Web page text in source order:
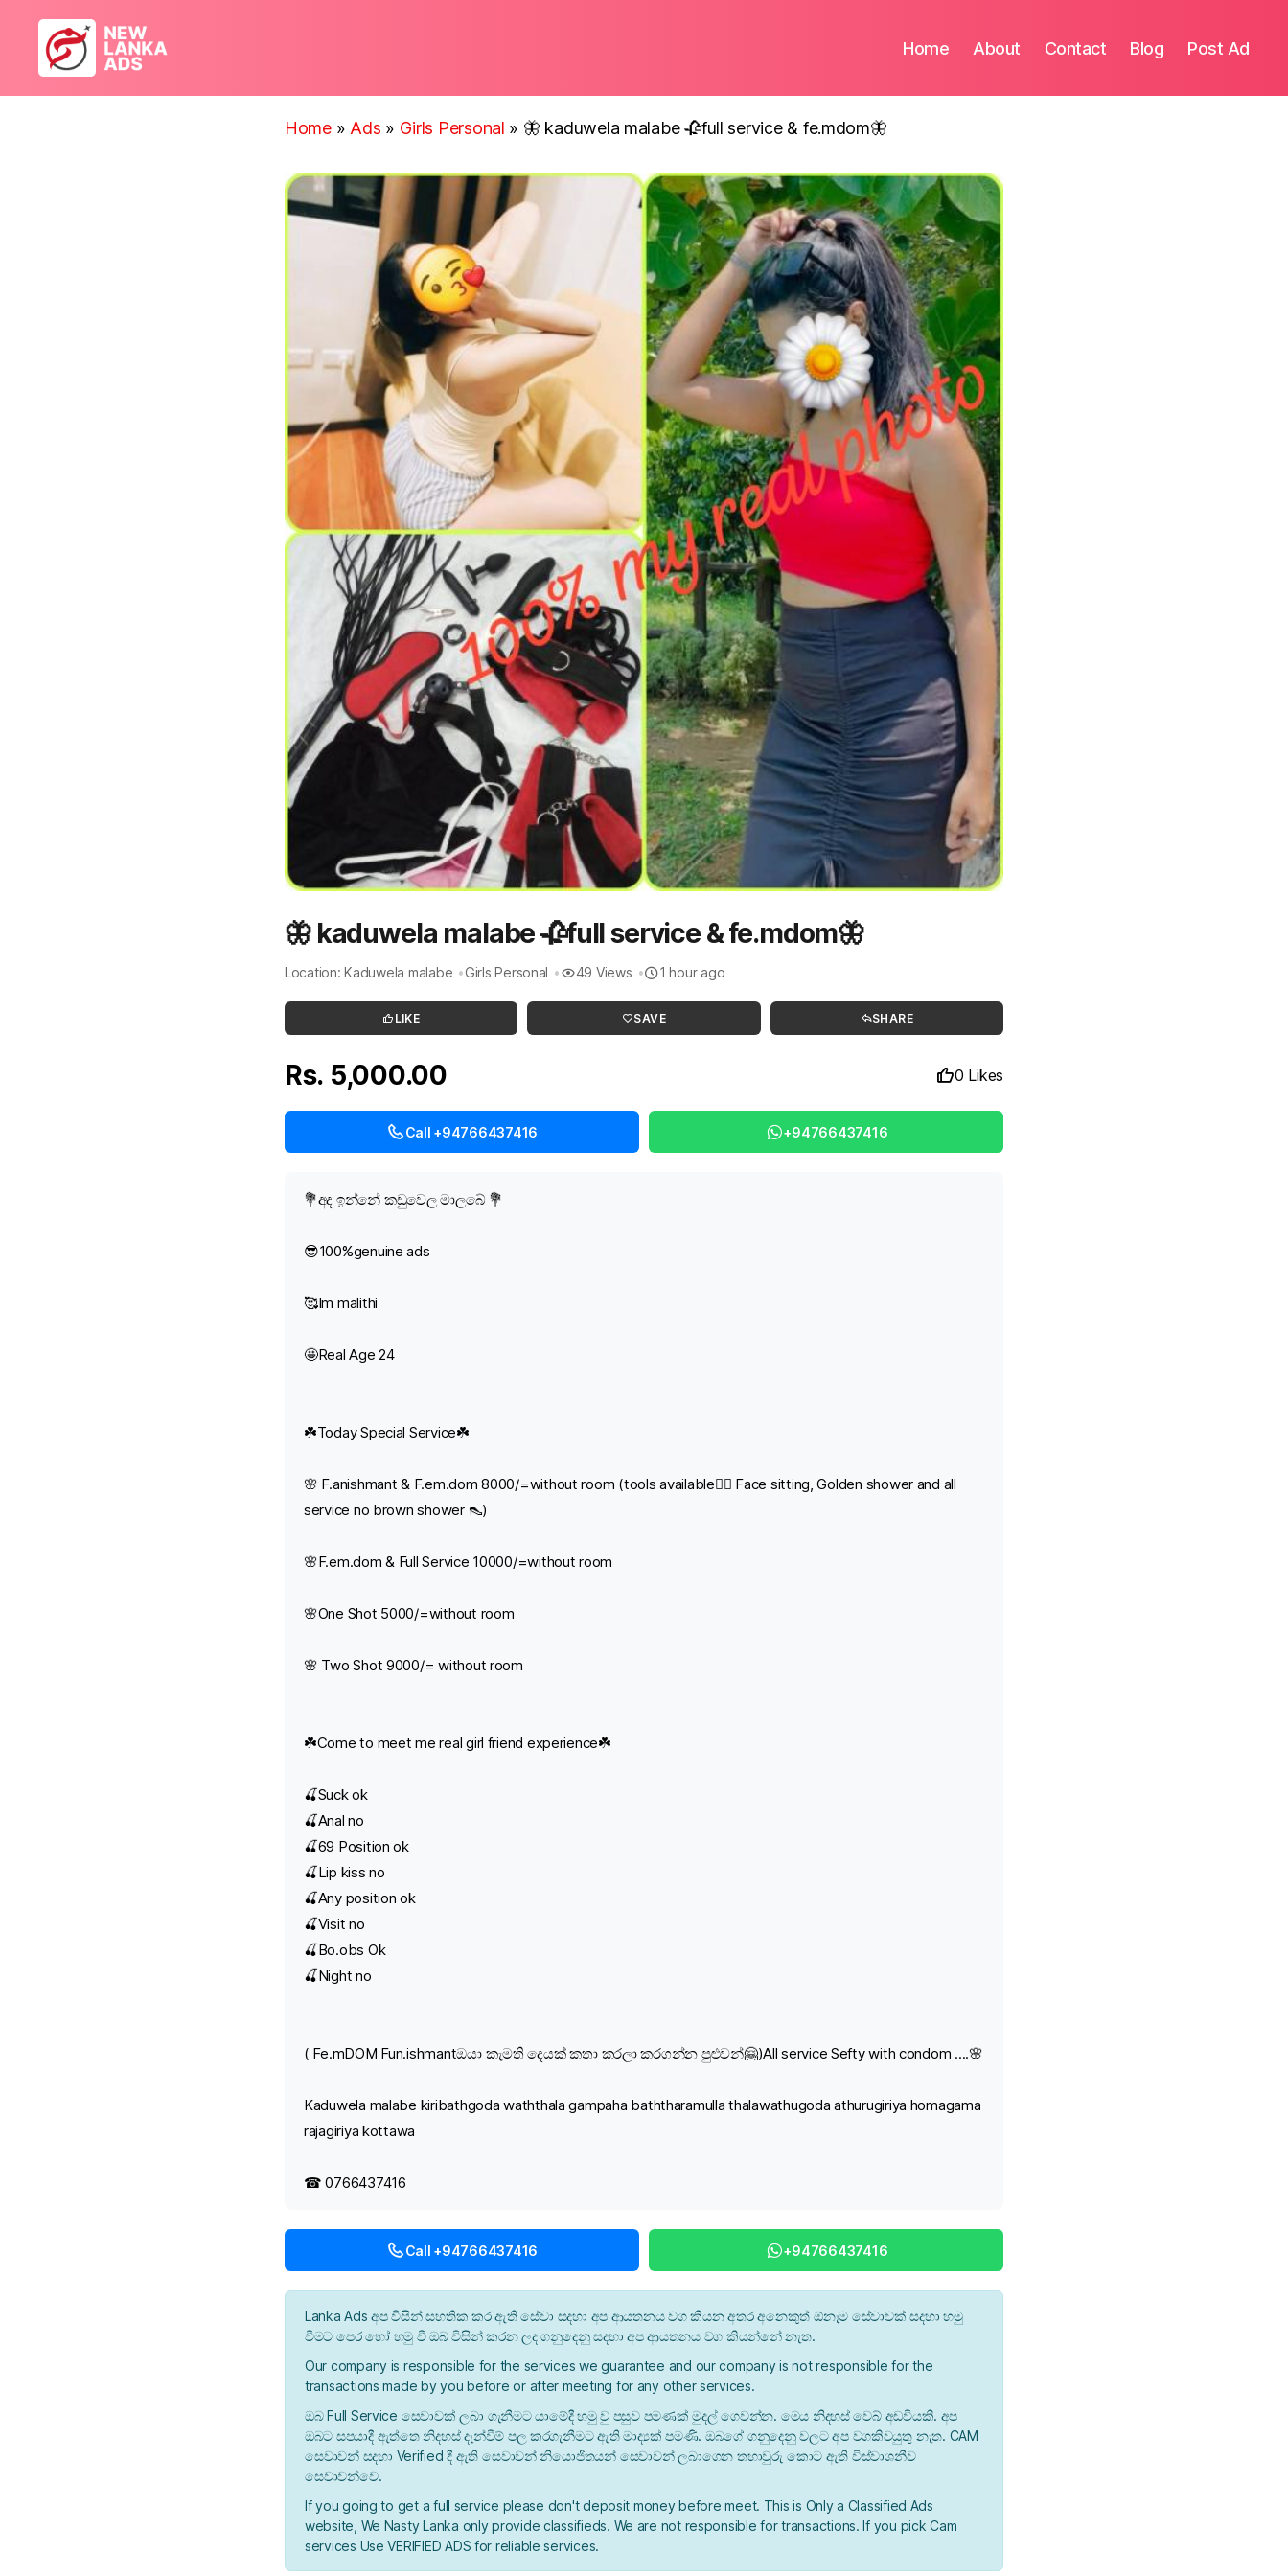
Home About Contact Blog Post Ad
Home» Ads » Girls Personal » 🦋 kaduwela malabe 🥀full service & fe.mdom🦋
🦋 kaduwela malabe 🥀full service & fe.mdom🦋
Location: Kaduwela malabe Girls Personal 49 Views 1 hour ago
LIKE SAVE SHARE
Rs. 5,000.00 0 Likes
Call +94766437416 +94766437416
💐අද ඉන්නේ කඩුවෙල මාලබේ 💐
😎100%genuine ads
🥰Im malithi
🤩Real Age 24
☘️Today Special Service☘️
🌸 F.anishmant & F.em.dom 8000/=without room (tools available🧛‍♀️ Face sitting, Golden shower and all
service no brown shower 👠)
🌸F.em.dom & Full Service 10000/=without room
🌸One Shot 5000/=without room
🌸 Two Shot 9000/= without room
☘️Come to meet me real girl friend experience☘️
🍒Suck ok
🍒Anal no
🍒69 Position ok
🍒Lip kiss no
🍒Any position ok
🍒Visit no
🍒Bo.obs Ok
🍒Night no
( Fe.mDOM Fun.ishmantඔයා කැමති දෙයක් කතා කරලා කරගන්න පුළුවන්🤗)All service Sefty with condom ....🌸
Kaduwela malabe kiribathgoda waththala gampaha baththaramulla thalawathugoda athurugiriya homagama
rajagiriya kottawa
☎ 0766437416
Call +94766437416 +94766437416
Lanka Ads අප විසින් සහතික කර ඇති සේවා සදහා අප ආයතනය වග කියන අතර අනෙකුත් ඕනෑම සේවාවක් සදහා හමු
වීමට පෙර හෝ හමු වී ඔබ විසින් කරන ලද ගනුදෙනු සදහා අප ආයතනය වග කියන්නේ නැත.
Our company is responsible for the services we guarantee and our company is not responsible for the
transactions made by you before or after meeting for any other services.
ඔබ Full Service සෙවාවක් ලබා ගැනීමට යාමේදී හමු වු පසුව පමණක් මුදල් ගෙවන්න. මෙය නිදහස් වෙබ් අඩවියකි. අප
ඔබට සපයාදී ඇත්තෙ නිදහස් දැන්වීම් පල කරගැනීමට ඇති මාද්‍යක් පමණි. ඔබගේ ගනුදෙනු වලට අප වගකිවයුතු නැත. CAM
සෙවාවන් සදහා Verified දී ඇති සෙවාවන් නියොජිතයන් සෙවාවන් ලබාගෙන තහාවුරු කොට ඇති විස්වාශනීව
සෙවාවන්වෙ.
If you going to get a full service please don't deposit money before meet. This is Only a Classified Ads
website, We Nasty Lanka only provide classifieds. We are not responsible for transactions. If you pick Cam
services Use VERIFIED ADS for reliable services.